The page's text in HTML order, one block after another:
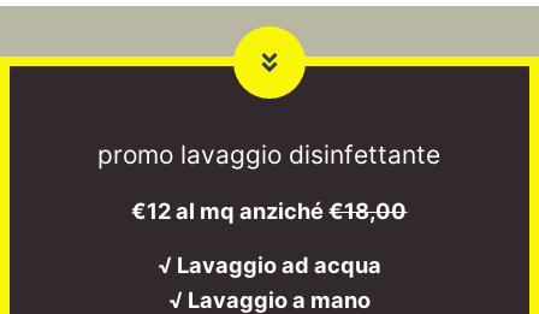
promo lavaggio disinfettante
€12 al mq anziché€18,00
√ Lavaggio ad acqua
√ Lavaggio a mano